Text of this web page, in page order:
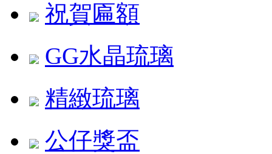
祝賀匾額
GG水晶琉璃
精緻琉璃
公仔獎盃